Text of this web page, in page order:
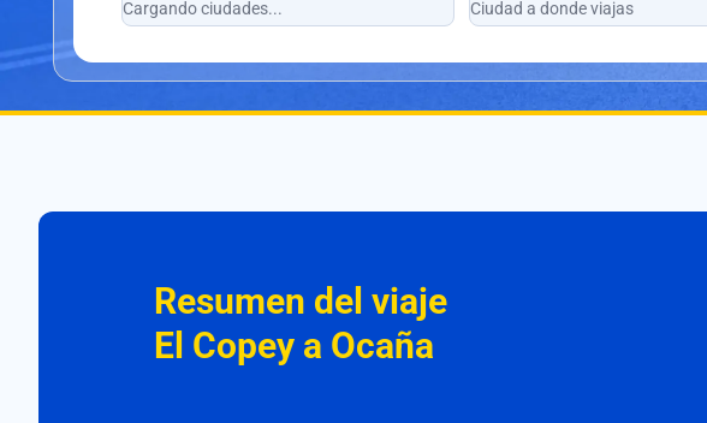
Resumen del viaje
El Copey a Ocaña